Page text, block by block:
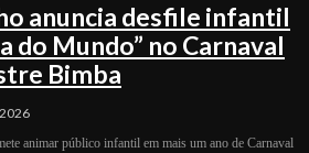
anuncia desfile infantil
do Mundo” no Carnaval
Bimba
animar público infantil em mais um ano de Carnaval